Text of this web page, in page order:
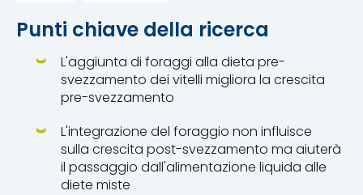
Punti chiave della ricerca
L'aggiunta di foraggi alla dieta pre-
svezzamento dei vitelli migliora la crescita
pre-svezzamento
L'integrazione del foraggio non influisce
sulla crescita post-svezzamento ma aiuterà
il passaggio dall'alimentazione liquida alle
diete miste